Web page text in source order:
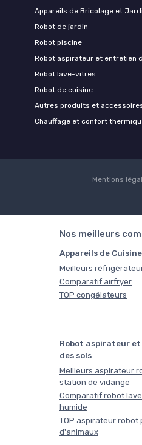
Appareils de Bricolage et
Robot de jardin
Robot piscine
Robot aspirateur et entretien
Robot lave-vitres
Robot de cuisine
Autres produits et
Chauffage et confort
Mentions
Nos meilleurs
Appareils de Cuisine
Meilleurs
Comparatif airfryer
TOP congélateurs
Robot aspirateur
des sols
Meilleurs aspirateur
station de vidange
Comparatif robot
humide
TOP aspirateur robot
d'animaux